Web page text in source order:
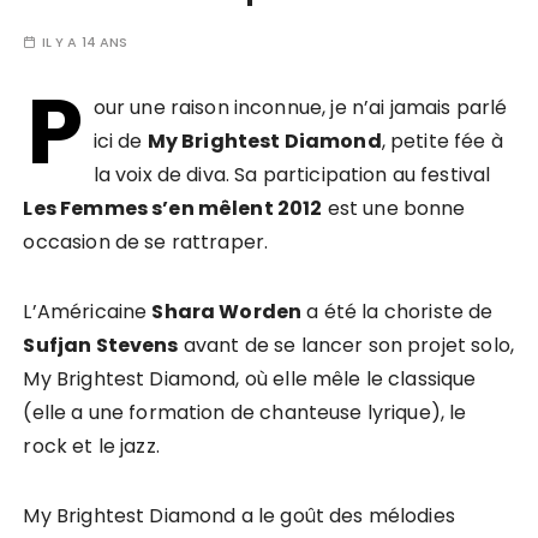
IL Y A 14 ANS
P our une raison inconnue, je n’ai jamais parlé
ici de My Brightest Diamond, petite fée à
la voix de diva. Sa participation au festival
Les Femmes s’en mêlent 2012 est une bonne
occasion de se rattraper.
L’Américaine Shara Worden a été la choriste de
Sufjan Stevens avant de se lancer son projet solo,
My Brightest Diamond, où elle mêle le classique
(elle a une formation de chanteuse lyrique), le
rock et le jazz.
My Brightest Diamond a le goût des mélodies